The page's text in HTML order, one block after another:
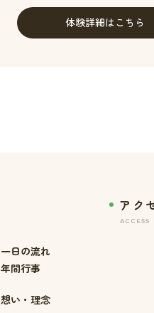
体験詳細はこちら
一日の流れ
年間行事
想い・理念
アク
ACCESS